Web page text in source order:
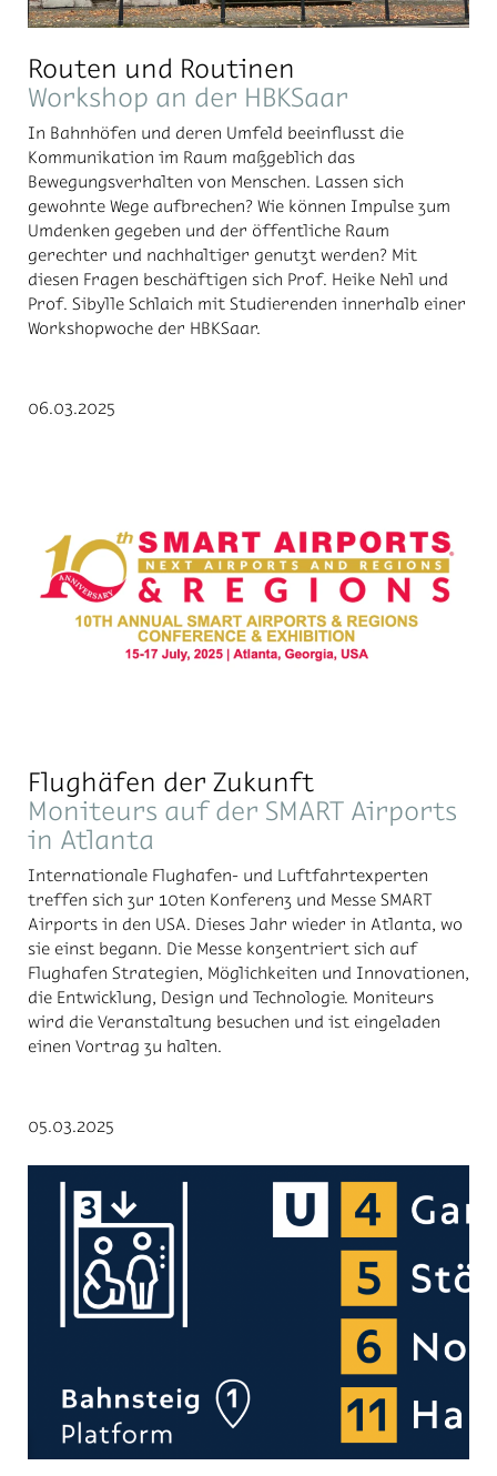
Routen und Routinen
Workshop an der HBKSaar
In Bahnhöfen und deren Umfeld beeinflusst die
Kommunikation im Raum maßgeblich das
Bewegungsverhalten von Menschen. Lassen sich
gewohnte Wege aufbrechen? Wie können Impulse zum
Umdenken gegeben und der öffentliche Raum
gerechter und nachhaltiger genutzt werden? Mit
diesen Fragen beschäftigen sich Prof. Heike Nehl und
Prof. Sibylle Schlaich mit Studierenden innerhalb einer
Workshopwoche der HBKSaar.
06.03.2025
Flughäfen der Zukunft
Moniteurs auf der SMART Airports
in Atlanta
In­ter­na­tio­na­le Flug­ha­fen- und Luft­fahrt­ex­per­ten
treffen sich zur 10ten Konferenz und Messe SMART
Airports in den USA. Dieses Jahr wieder in Atlanta, wo
sie einst begann. Die Messe konzentriert sich auf
Flughafen Strategien, Möglichkeiten und Innovationen,
die Entwicklung, Design und Technologie. Moniteurs
wird die Veranstaltung besuchen und ist eingeladen
einen Vortrag zu halten.
05.03.2025